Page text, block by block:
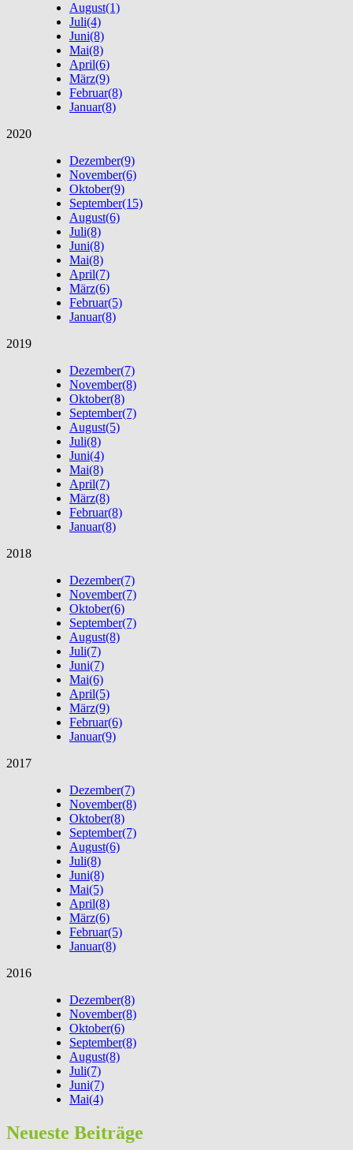
August(1)
Juli(4)
Juni(8)
Mai(8)
April(6)
März(9)
Februar(8)
Januar(8)
2020
Dezember(9)
November(6)
Oktober(9)
September(15)
August(6)
Juli(8)
Juni(8)
Mai(8)
April(7)
März(6)
Februar(5)
Januar(8)
2019
Dezember(7)
November(8)
Oktober(8)
September(7)
August(5)
Juli(8)
Juni(4)
Mai(8)
April(7)
März(8)
Februar(8)
Januar(8)
2018
Dezember(7)
November(7)
Oktober(6)
September(7)
August(8)
Juli(7)
Juni(7)
Mai(6)
April(5)
März(9)
Februar(6)
Januar(9)
2017
Dezember(7)
November(8)
Oktober(8)
September(7)
August(6)
Juli(8)
Juni(8)
Mai(5)
April(8)
März(6)
Februar(5)
Januar(8)
2016
Dezember(8)
November(8)
Oktober(6)
September(8)
August(8)
Juli(7)
Juni(7)
Mai(4)
Neueste Beiträge